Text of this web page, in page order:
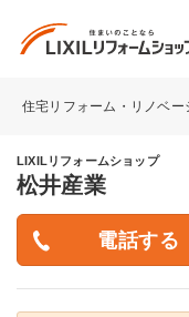
住宅リフォーム・リノベ
LIXILリフォームショップ
松井産業